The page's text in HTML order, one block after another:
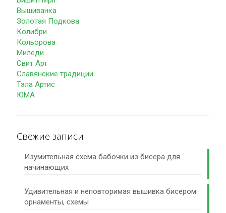
Вышиванка
Золотая Подкова
Колибри
Кольорова
Миледи
Свит Арт
Славянские традиции
Тэла Артис
ЮМА
Свежие записи
Изумительная схема бабочки из бисера для
начинающих
Удивительная и неповторимая вышивка бисером:
орнаменты, схемы